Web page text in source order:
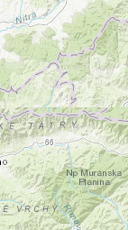
TomTom,
GeoBase,
METI, Esri
Community
na
turistov
v zmysle
je možné iba s